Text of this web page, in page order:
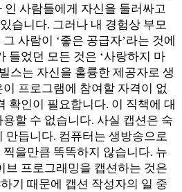
인 사람들에게 자신을 둘러싸고
습니다. 그러나 내 경험상 부모
사람이 ‘좋은 공급자’라는 것에
들었던 모든 것은 ‘사랑하지 마
스는 자신을 훌륭한 제공자로 생
프로그램에 참여할 자격이 없
확인이 필요합니다. 이 직책에 대
할 수 없습니다. 사실 캡션은 숙
만듭니다. 컴퓨터는 생방송으로
을만큼 똑똑하지 않습니다. 뉴
브 프로그래밍을 캡션하는 것은
기 때문에 캡션 작성자의 일 중